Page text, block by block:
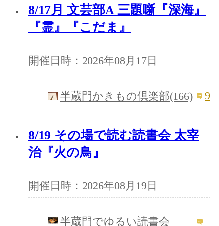
8/17月 文芸部A 三題噺『深海』
『霊』『こだま』
開催日時：2026年08月17日
半蔵門かきもの倶楽部(166) 9
8/19 その場で読む読書会 太宰
治『火の鳥』
開催日時：2026年08月19日
半蔵門でゆるい読書会